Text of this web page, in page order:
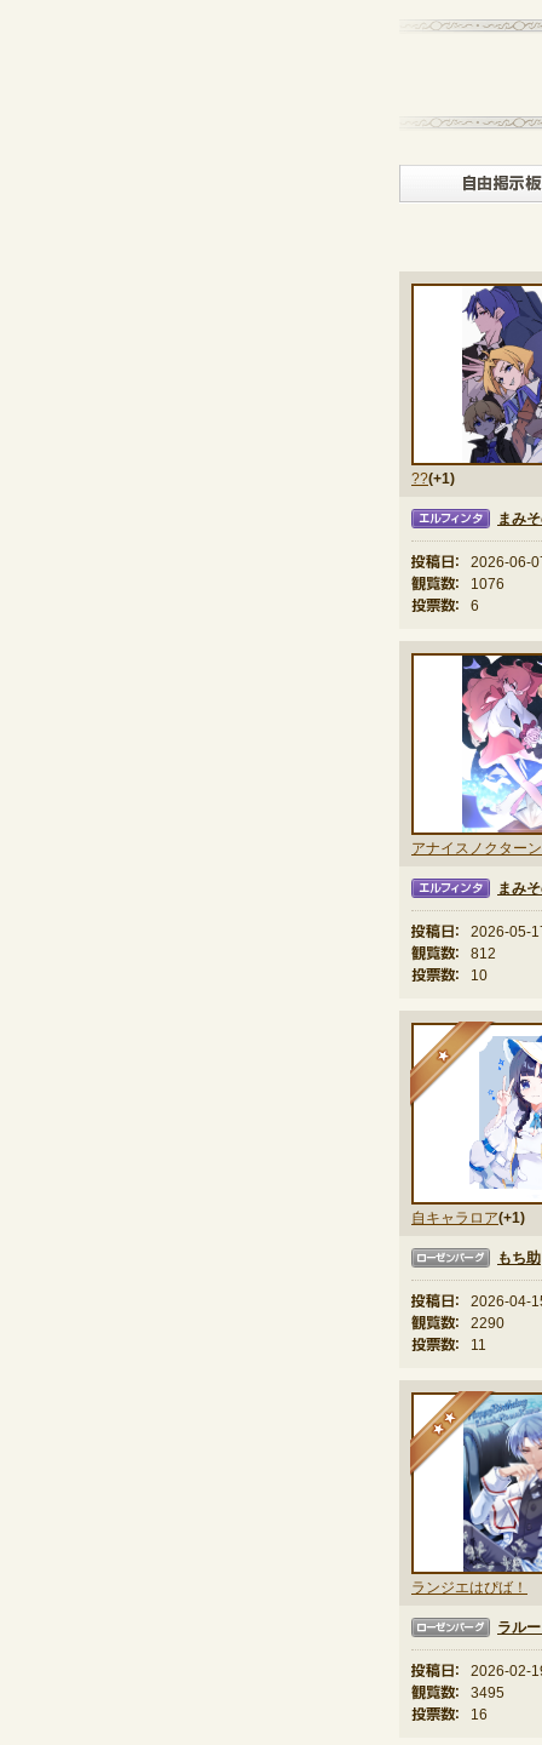
??(+1)
まみ
投稿日：
2026-06-
観覧数：
1076
投票数：
6
アナイスノクターン
まみ
投稿日：
2026-05-
観覧数：
812
投票数：
10
自キャラロア(+1)
★
もち助
投稿日：
2026-04-
観覧数：
2290
投票数：
11
ランジエはぴば！
★★
ラル
投稿日：
2026-02-
観覧数：
3495
投票数：
16